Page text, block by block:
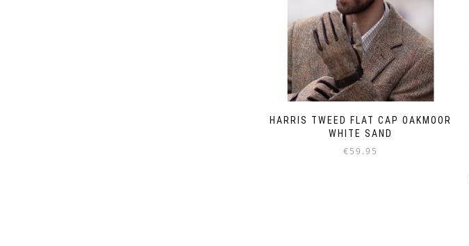
worden
op
de
productpagina
HARRIS TWEED FLAT CAP OAKMOOR
WHITE SAND
€59.95